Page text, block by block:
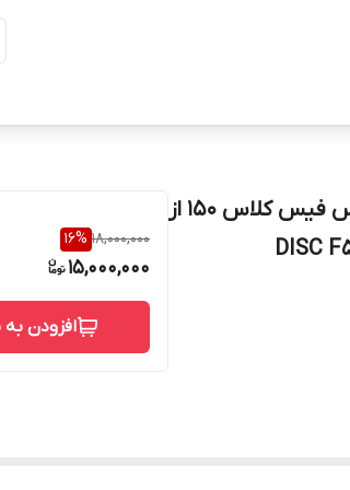
شیر سوزنی 1 اینچ سوپر دابلکس دو تیکه ریس فیس کلاس 150 از
18,000,000
16%
15,000,000
افزودن